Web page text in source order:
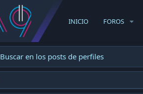
INICIO FOROS
Buscar en los posts de perfiles